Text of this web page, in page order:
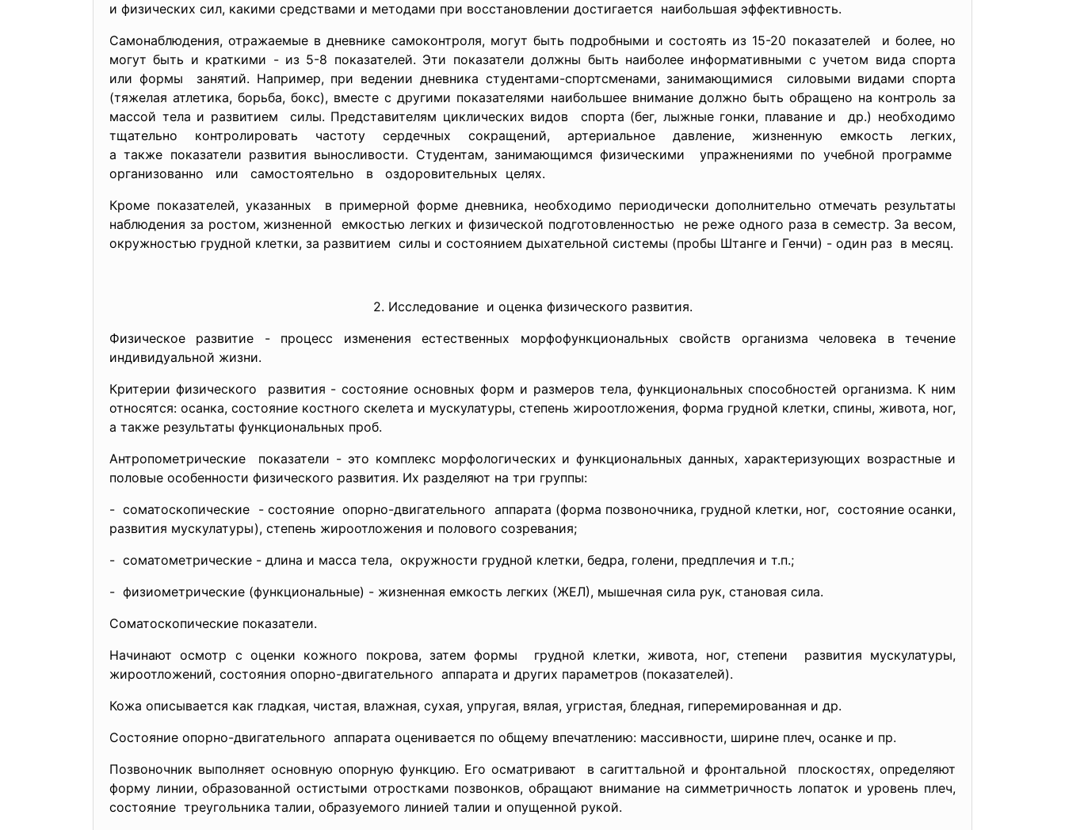
и физических сил, какими средствами и методами при восстановлении достигается наибольшая эффективность.
Самонаблюдения, отражаемые в дневнике самоконтроля, могут быть подробными и состоять из 15-20 показателей и более, но
могут быть и краткими - из 5-8 показателей. Эти показатели должны быть наиболее информативными с учетом вида спорта
или формы занятий. Например, при ведении дневника студентами-спортсменами, занимающимися силовыми видами спорта
(тяжелая атлетика, борьба, бокс), вместе с другими показателями наибольшее внимание должно быть обращено на контроль за
массой тела и развитием силы. Представителям циклических видов спорта (бег, лыжные гонки, плавание и др.) необходимо
тщательно контролировать частоту сердечных сокращений, артериальное давление, жизненную емкость легких,
а также показатели развития выносливости. Студентам, занимающимся физическими упражнениями по учебной программе
организованно или самостоятельно в оздоровительных целях.
Кроме показателей, указанных в примерной форме дневника, необходимо периодически дополнительно отмечать результаты
наблюдения за ростом, жизненной емкостью легких и физической подготовленностью не реже одного раза в семестр. За весом,
окружностью грудной клетки, за развитием силы и состоянием дыхательной системы (пробы Штанге и Генчи) - один раз в месяц.
2. Исследование и оценка физического развития.
Физическое развитие - процесс изменения естественных морфофункциональных свойств организма человека в течение
индивидуальной жизни.
Критерии физического развития - состояние основных форм и размеров тела, функциональных способностей организма. К ним
относятся: осанка, состояние костного скелета и мускулатуры, степень жироотложения, форма грудной клетки, спины, живота, ног,
а также результаты функциональных проб.
Антропометрические показатели - это комплекс морфологических и функциональных данных, характеризующих возрастные и
половые особенности физического развития. Их разделяют на три группы:
- соматоскопические - состояние опорно-двигательного аппарата (форма позвоночника, грудной клетки, ног, состояние осанки,
развития мускулатуры), степень жироотложения и полового созревания;
- соматометрические - длина и масса тела, окружности грудной клетки, бедра, голени, предплечия и т.п.;
- физиометрические (функциональные) - жизненная емкость легких (ЖЕЛ), мышечная сила рук, становая сила.
Соматоскопические показатели.
Начинают осмотр с оценки кожного покрова, затем формы грудной клетки, живота, ног, степени развития мускулатуры,
жироотложений, состояния опорно-двигательного аппарата и других параметров (показателей).
Кожа описывается как гладкая, чистая, влажная, сухая, упругая, вялая, угристая, бледная, гиперемированная и др.
Состояние опорно-двигательного аппарата оценивается по общему впечатлению: массивности, ширине плеч, осанке и пр.
Позвоночник выполняет основную опорную функцию. Его осматривают в сагиттальной и фронтальной плоскостях, определяют
форму линии, образованной остистыми отростками позвонков, обращают внимание на симметричность лопаток и уровень плеч,
состояние треугольника талии, образуемого линией талии и опущенной рукой.